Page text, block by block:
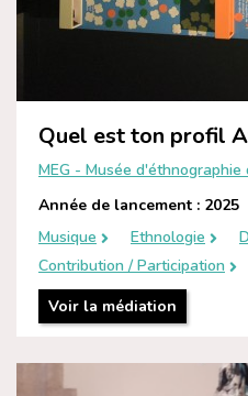
Quel est ton profil
MEG - Musée d'éthnographie
Année de lancement : 2025
Musique
Ethnologie
Contribution / Participation
Voir la médiation